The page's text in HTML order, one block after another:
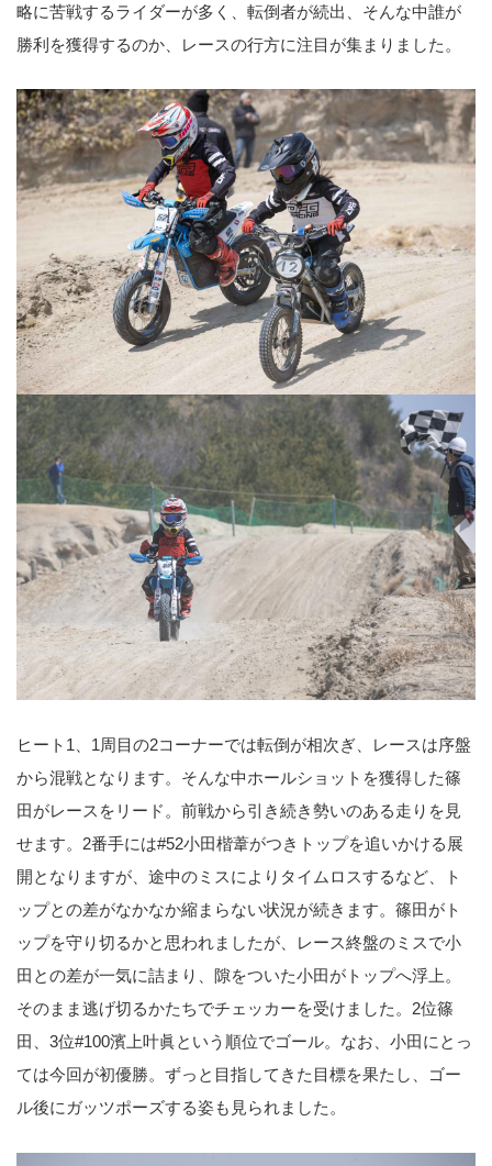
略に苦戦するライダーが多く、転倒者が続出、そんな中誰が
勝利を獲得するのか、レースの行方に注目が集まりました。
ヒート1、1周目の2コーナーでは転倒が相次ぎ、レースは序盤
から混戦となります。そんな中ホールショットを獲得した篠
田がレースをリード。前戦から引き続き勢いのある走りを見
せます。2番手には#52小田楷葦がつきトップを追いかける展
開となりますが、途中のミスによりタイムロスするなど、ト
ップとの差がなかなか縮まらない状況が続きます。篠田がト
ップを守り切るかと思われましたが、レース終盤のミスで小
田との差が一気に詰まり、隙をついた小田がトップへ浮上。
そのまま逃げ切るかたちでチェッカーを受けました。2位篠
田、3位#100濱上叶眞という順位でゴール。なお、小田にとっ
ては今回が初優勝。ずっと目指してきた目標を果たし、ゴー
ル後にガッツポーズする姿も見られました。